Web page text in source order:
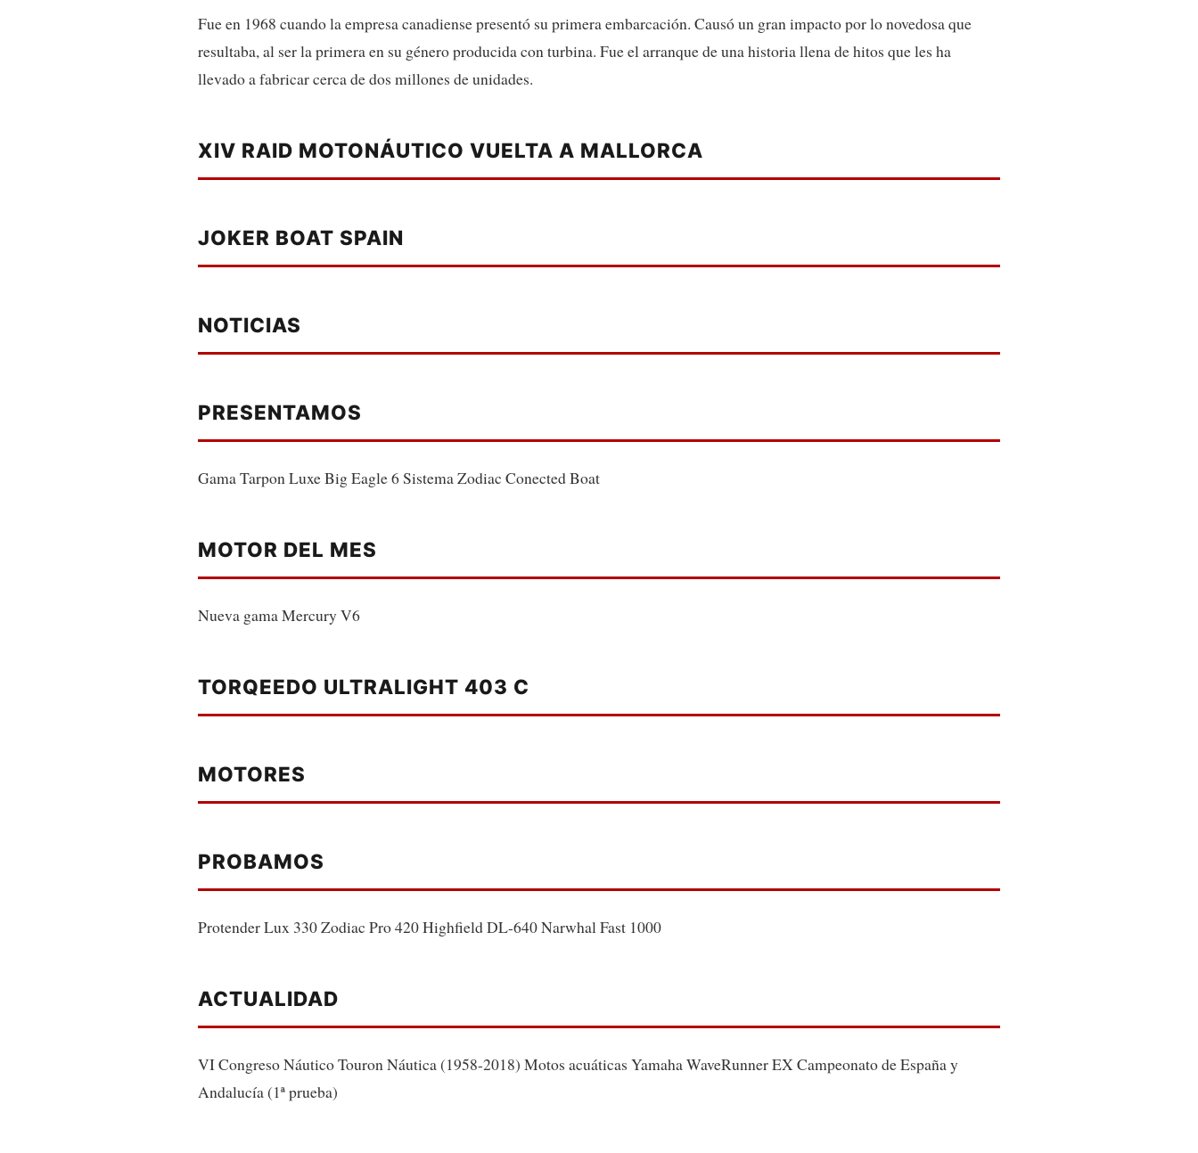
Fue en 1968 cuando la empresa canadiense presentó su primera embarcación. Causó un gran impacto por lo novedosa que
resultaba, al ser la primera en su género producida con turbina. Fue el arranque de una historia llena de hitos que les ha
llevado a fabricar cerca de dos millones de unidades.
XIV RAID MOTONÁUTICO VUELTA A MALLORCA
JOKER BOAT SPAIN
NOTICIAS
PRESENTAMOS
Gama Tarpon Luxe Big Eagle 6 Sistema Zodiac Conected Boat
MOTOR DEL MES
Nueva gama Mercury V6
TORQEEDO ULTRALIGHT 403 C
MOTORES
PROBAMOS
Protender Lux 330 Zodiac Pro 420 Highfield DL-640 Narwhal Fast 1000
ACTUALIDAD
VI Congreso Náutico Touron Náutica (1958-2018) Motos acuáticas Yamaha WaveRunner EX Campeonato de España y
Andalucía (1ª prueba)